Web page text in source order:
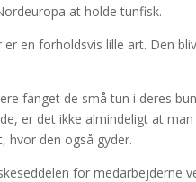
at holde tunfisk.
en forholdsvis lille art. Den
fanget de små tun i deres
er det ikke almindeligt at
hvor den også gyder.
for medarbejderne